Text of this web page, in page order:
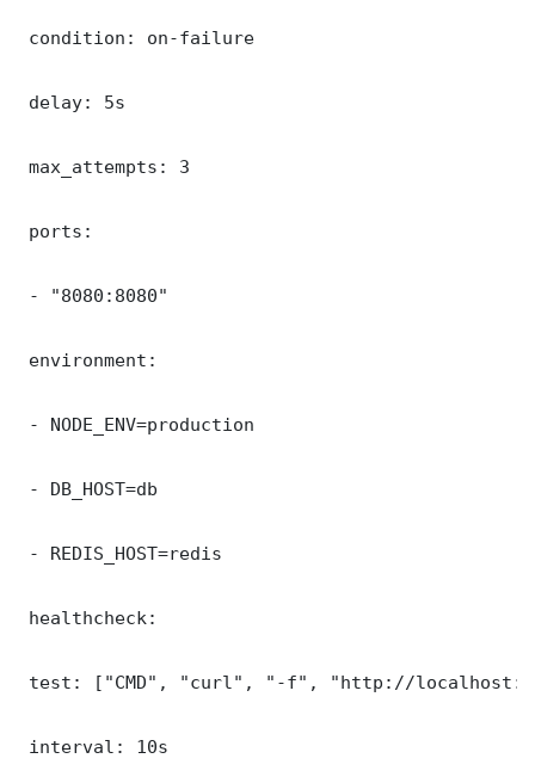
condition: on-failure
delay: 5s
max_attempts: 3
ports:
- "8080:8080"
environment:
- NODE_ENV=production
- DB_HOST=db
- REDIS_HOST=redis
healthcheck:
test: ["CMD", "curl", "-f", "http://
interval: 10s